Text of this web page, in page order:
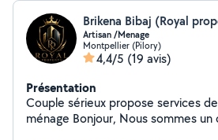
Brikena Bibaj (Royal
Artisan /Menage
Montpellier (Pilory)
4,4/5 (19 avis)
Présentation
Couple sérieux propose services
ménage Bonjour, Nous sommes un couple sérieux et